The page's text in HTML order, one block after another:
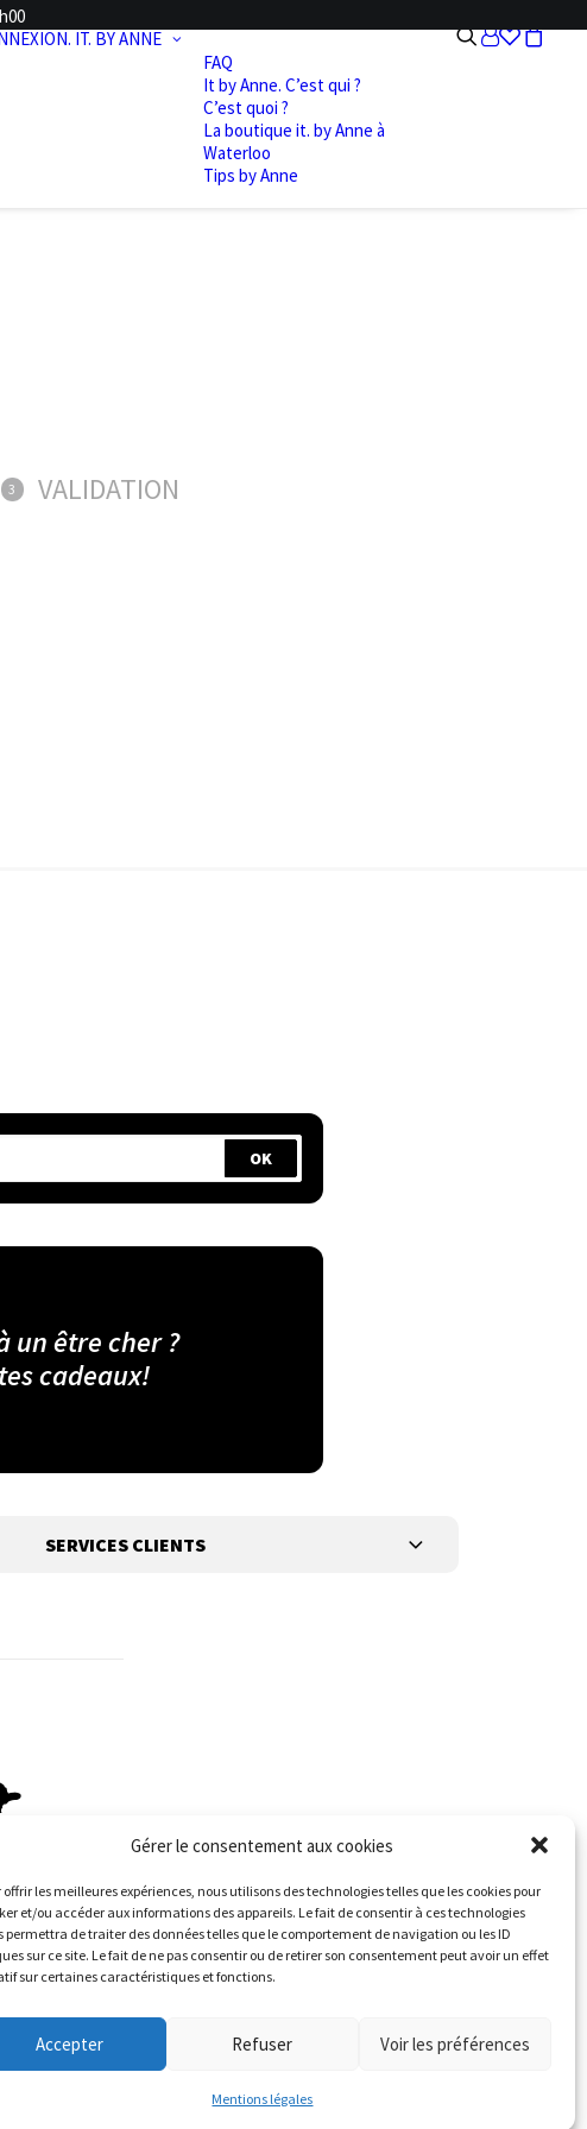
Gérer le consentement aux cookies
offrir les meilleures expériences, nous utilisons des technologies telles que les cookies pour
et/ou accéder aux informations des appareils. Le fait de consentir à ces technologies
permettra de traiter des données telles que le comportement de navigation ou les ID
sur ce site. Le fait de ne pas consentir ou de retirer son consentement peut avoir un effet
sur certaines caractéristiques et fonctions.
Accepter Refuser Voir les préférences
Mentions légales
IT. BY ANNE
FAQ
It by Anne. C’est qui ?
C’est quoi ?
La boutique it. by Anne à
Waterloo
Tips by Anne
3 VALIDATION
un être cher ?
cadeaux!
SERVICES CLIENTS